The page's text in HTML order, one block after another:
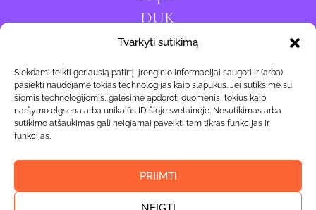
Tvarkyti sutikimą
Siekdami teikti geriausią patirtį, įrenginio informacijai saugoti ir (arba)
pasiekti naudojame tokias technologijas kaip slapukus. Jei sutiksime su
šiomis technologijomis, galėsime apdoroti duomenis, tokius kaip
naršymo elgsena arba unikalūs ID šioje svetainėje. Nesutikimas arba
sutikimo atšaukimas gali neigiamai paveikti tam tikras funkcijas ir
funkcijas.
PRIIMTI
DUK
Privatumo politika
Slapukų politika
Nuorodos
Kodėl tai veikia?
Kada kreiptis?
Patikimi šaltiniai
Gaukite išskirtinius pasiūlymus